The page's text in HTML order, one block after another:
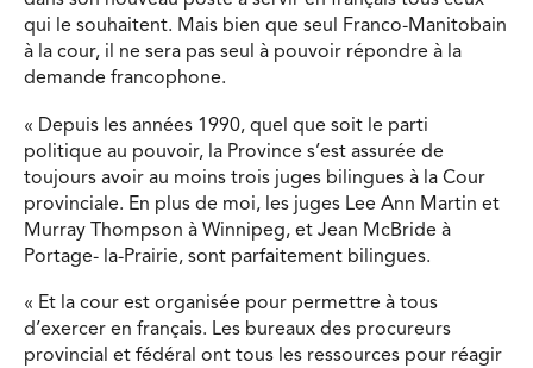
qui le souhaitent. Mais bien que seul Franco-Manitobain
à la cour, il ne sera pas seul à pouvoir répondre à la
demande francophone.
« Depuis les années 1990, quel que soit le parti
politique au pouvoir, la Province s’est assurée de
toujours avoir au moins trois juges bilingues à la Cour
provinciale. En plus de moi, les juges Lee Ann Martin et
Murray Thompson à Winnipeg, et Jean McBride à
Portage- la-Prairie, sont parfaitement bilingues.
« Et la cour est organisée pour permettre à tous
d’exercer en français. Les bureaux des procureurs
provincial et fédéral ont tous les ressources pour réagir